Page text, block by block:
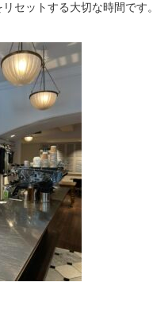
セットする大切な時間です。